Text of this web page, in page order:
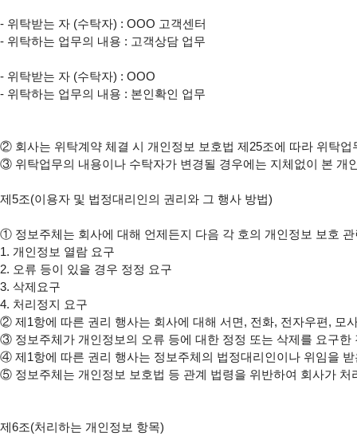
- 위탁받는 자 (수탁자) : OOO 고객센터
- 위탁하는 업무의 내용 : 고객상담 업무
- 위탁받는 자 (수탁자) : OOO
- 위탁하는 업무의 내용 : 본인확인 업무
②
③ 위탁업무의 내용이나 수탁자가 변경될 경우에는 지체없이 본
제5조(이용자 및 법정대리인의 권리와 그 행사 방법)
① 정보주체는 회사에 대해 언제든지 다음 각 호의 개인정보 보호
1. 개인정보 열람 요구
2. 오류 등이 있을 경우 정정 요구
3. 삭제요구
②
③
④
⑤ 정보주체는 개인정보 보호법 등 관계 법령을 위반하여 회사가
제6조(처리하는 개인정보 항목)